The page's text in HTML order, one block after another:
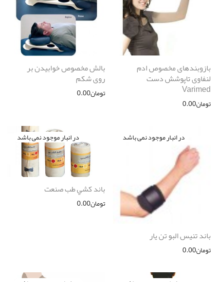
بازوبندهای مخصوص ادم
لنفاوی تاپوشش دست
Varimed
تومان0.00
بالش مخصوص خوابیدن بر
روی شکم
تومان0.00
باند تنیس البو تن یار
تومان0.00
باند كشي طب صنعت
تومان0.00